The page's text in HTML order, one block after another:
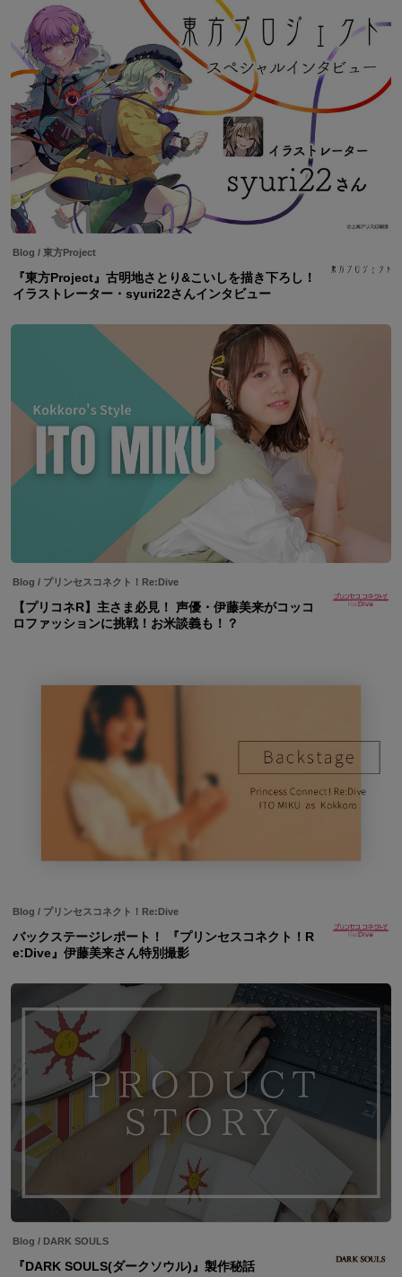
Blog / 東方Project
『東方Project』古明地さとり&こいしを描き下ろし！
イラストレーター・syuri22さんインタビュー
Blog / プリンセスコネクト！Re:Dive
【プリコネR】主さま必見！ 声優・伊藤美来がコッコ
ロファッションに挑戦！お米談義も！？
Blog / プリンセスコネクト！Re:Dive
バックステージレポート！ 『プリンセスコネクト！R
e:Dive』伊藤美来さん特別撮影
Blog / DARK SOULS
『DARK SOULS(ダークソウル)』製作秘話